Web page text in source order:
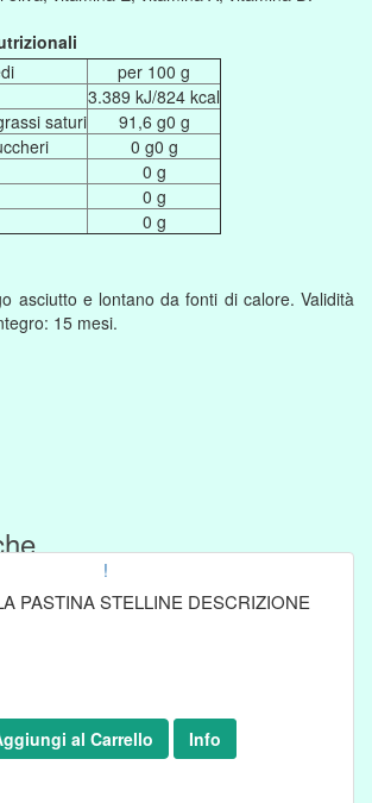
per 100 g
3.389 kJ/824 kcal
saturi
91,6 g0 g
0 g0 g
0 g
0 g
0 g
asciutto e lontano da fonti di calore. Validità
15 mesi.
!
PASTINA STELLINE DESCRIZIONE
al Carrello Info